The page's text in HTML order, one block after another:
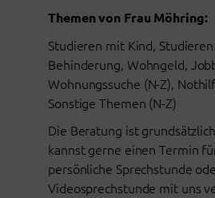
Themen von Frau Möhring:
Studieren mit Kind,
Behinderung, Wohngeld,
Wohnungssuche (N-Z),
Sonstige Themen (N-Z)
Die Beratung ist
kannst gerne einen Termin
persönliche Sprechstunde
Videosprechstunde mit uns